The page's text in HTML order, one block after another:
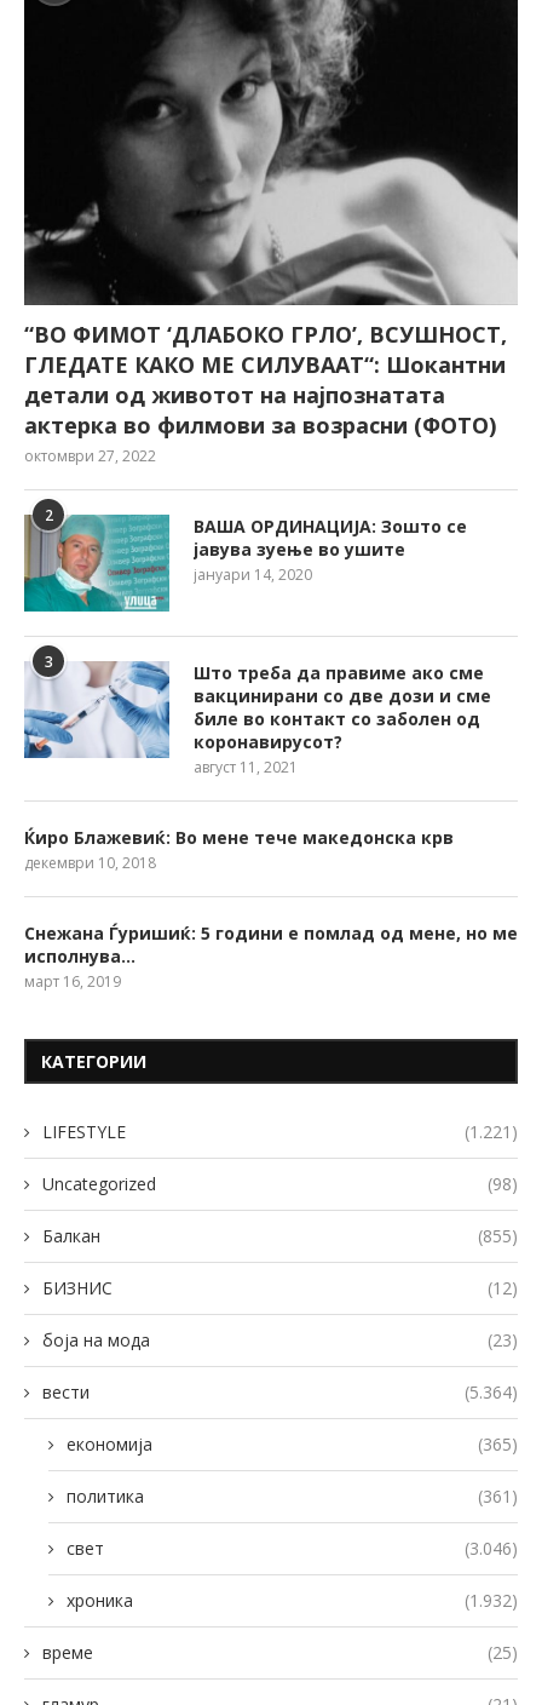
“ВО ФИМОТ ‘ДЛАБОКО ГРЛО’, ВСУШНОСТ,
ГЛЕДАТЕ КАКО МЕ СИЛУВААТ“: Шокантни
детали од животот на најпознатата
актерка во филмови за возрасни (ФОТО)
октомври 27, 2022
2
ВАША ОРДИНАЦИЈА: Зошто се
јавува зуење во ушите
јануари 14, 2020
3
Што треба да правиме ако сме
вакцинирани со две дози и сме
биле во контакт со заболен од
коронавирусот?
август 11, 2021
Ќиро Блажевиќ: Во мене тече македонска крв
декември 10, 2018
Снежана Ѓуришиќ: 5 години е помлад од мене, но ме
исполнува…
март 16, 2019
КАТЕГОРИИ
LIFESTYLE (1.221)
Uncategorized (98)
Балкан (855)
БИЗНИС (12)
боја на мода (23)
вести (5.364)
економија (365)
политика (361)
свет (3.046)
хроника (1.932)
време (25)